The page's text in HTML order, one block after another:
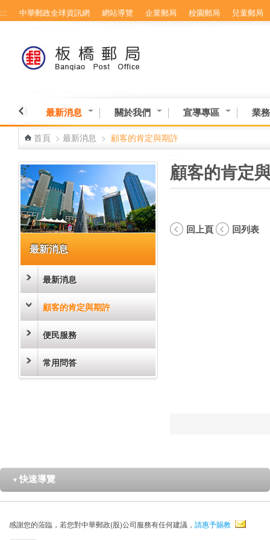
跳到主要內容區塊
::: 中華郵政全球資訊網 網站導覽 企業郵局 校園郵局 兒童郵局
最新消息 關於我們 宣導專區 業
首頁 > 最新消息 > 顧客的肯定與期許
最新消息
最新消息
顧客的肯定與期許
便民服務
常用問答
顧客的肯定
回上頁 回列表
▼ 快速導覽
感謝您的蒞臨，若您對中華郵政(股)公司服務有任何建議， 請惠予賜教